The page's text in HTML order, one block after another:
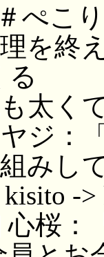
ぺこり
を終
る
太く
ジ：
みし
-
心桜：